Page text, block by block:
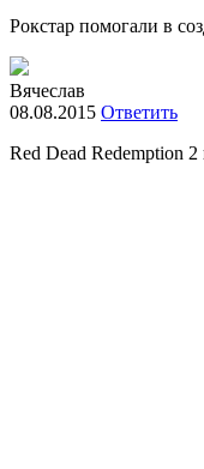
Рокстар помогали в
Вячеслав
08.08.2015 Ответить
Red Dead Redemption